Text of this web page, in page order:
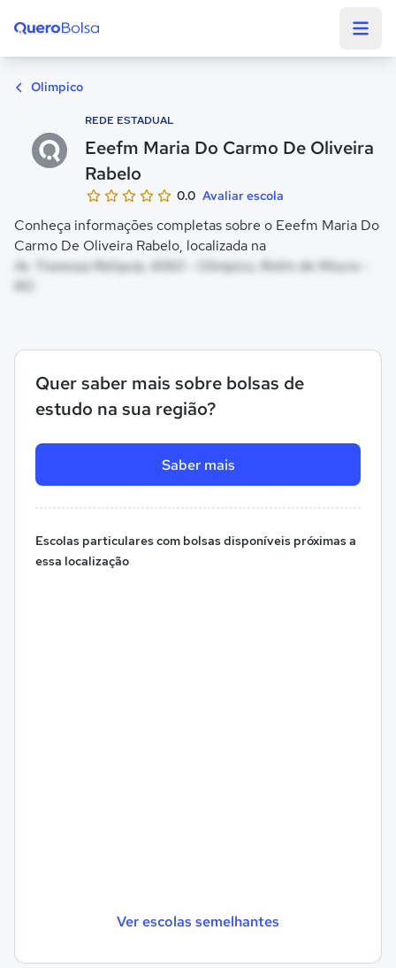
Olimpico
REDE ESTADUAL
Eeefm Maria Do Carmo De Oliveira
Rabelo
0.0 Avaliar escola
Conheça informações completas sobre o Eeefm Maria Do
Carmo De Oliveira Rabelo, localizada na
Av. Travessa Reliquia, 4560 - Olimpico, Rolim de Moura -
RO
Quer saber mais sobre bolsas de
estudo na sua região?
Saber mais
Escolas particulares com bolsas disponíveis próximas a
essa localização
Ver escolas semelhantes